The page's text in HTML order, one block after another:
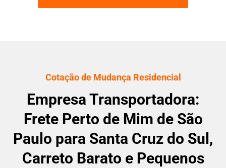
Cotação de Mudança Residencial
Empresa Transportadora:
Frete Perto de Mim de São
Paulo para Santa Cruz do Sul,
Carreto Barato e Pequenos